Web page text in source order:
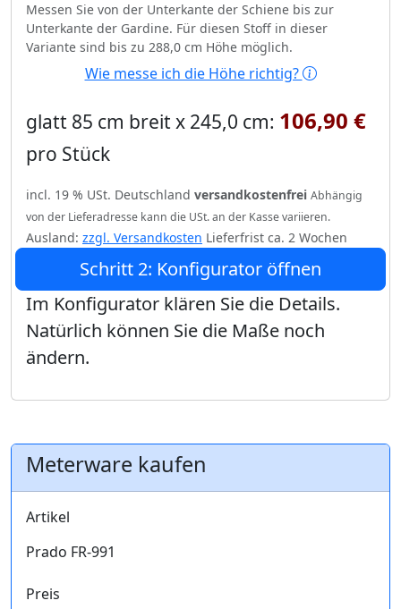
Messen Sie von der Unterkante der Schiene bis zur
Unterkante der Gardine. Für diesen Stoff in dieser
Variante sind bis zu 288,0 cm Höhe möglich.
Wie messe ich die Höhe richtig?
glatt 85 cm breit x 245,0 cm: 106,90 €
pro Stück
incl. 19 % USt. Deutschland versandkostenfrei Abhängig
von der Lieferadresse kann die USt. an der Kasse variieren.
Ausland: zzgl. Versandkosten Lieferfrist ca. 2 Wochen
Schritt 2: Konfigurator öffnen
Im Konfigurator klären Sie die Details.
Natürlich können Sie die Maße noch
ändern.
Meterware kaufen
Artikel
Prado FR-991
Preis